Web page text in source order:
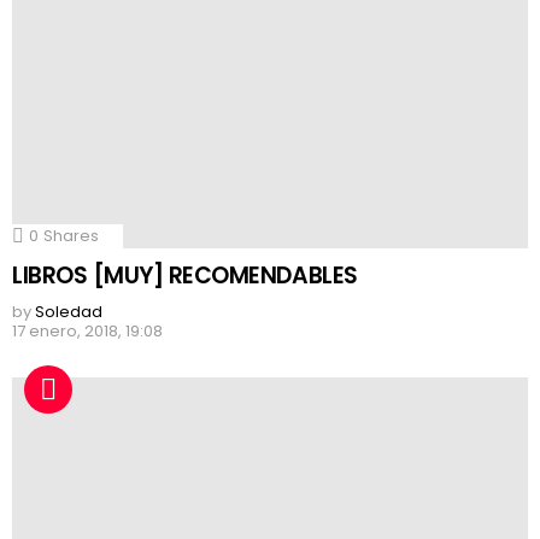
0 Shares
LIBROS [MUY] RECOMENDABLES
bySoledad
17 enero, 2018, 19:08